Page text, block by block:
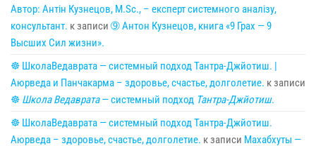
Автор: Антін Кузнецов, M.Sc., – експерт системного аналізу,
консультант. к записи ➈ Антон Кузнецов, книга «9 Грах — 9
Высших Сил жизни».
☸ ШколаВедаврата — системный подход Тантра-Джйотиш. |
Аюрведа и Панчакарма – здоровье, счастье, долголетие. к записи
☸ Школа Ведаврата— системный подход Тантра-Джйотиш.
☸ ШколаВедаврата — системный подход Тантра-Джйотиш.
Аюрведа – здоровье, счастье, долголетие. к записи Махабхуты —